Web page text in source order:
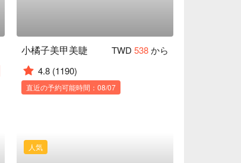
小橘子美甲美睫 TWD 538から
4.8 (1190)
直近の予約可能時間：08/07
人気